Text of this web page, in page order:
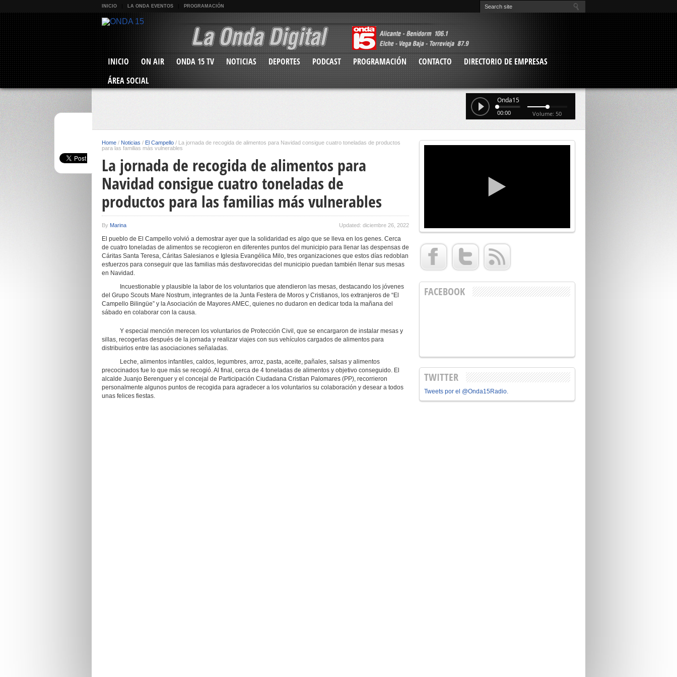
INICIO LA ONDA EVENTOS PROGRAMACIÓN
INICIO ON AIR ONDA 15 TV NOTICIAS DEPORTES PODCAST PROGRAMACIÓN CONTACTO
DIRECTORIO DE EMPRESAS
ÁREA SOCIAL
Onda15
00:00 Volume: 50
Home / Noticias / El Campello / La jornada de recogida de alimentos para Navidad consigue cuatro toneladas de productos
para las familias más vulnerables
La jornada de recogida de alimentos para
Navidad consigue cuatro toneladas de
productos para las familias más vulnerables
By Marina Updated: diciembre 26, 2022
El pueblo de El Campello volvió a demostrar ayer que la solidaridad es algo que se lleva en los genes. Cerca
de cuatro toneladas de alimentos se recogieron en diferentes puntos del municipio para llenar las despensas de
Cáritas Santa Teresa, Cáritas Salesianos e Iglesia Evangélica Milo, tres organizaciones que estos días redoblan
esfuerzos para conseguir que las familias más desfavorecidas del municipio puedan también llenar sus mesas
en Navidad.
Incuestionable y plausible la labor de los voluntarios que atendieron las mesas, destacando los jóvenes
del Grupo Scouts Mare Nostrum, integrantes de la Junta Festera de Moros y Cristianos, los extranjeros de “El
Campello Bilingüe” y la Asociación de Mayores AMEC, quienes no dudaron en dedicar toda la mañana del
sábado en colaborar con la causa.
Y especial mención merecen los voluntarios de Protección Civil, que se encargaron de instalar mesas y
sillas, recogerlas después de la jornada y realizar viajes con sus vehículos cargados de alimentos para
distribuirlos entre las asociaciones señaladas.
Leche, alimentos infantiles, caldos, legumbres, arroz, pasta, aceite, pañales, salsas y alimentos
precocinados fue lo que más se recogió. Al final, cerca de 4 toneladas de alimentos y objetivo conseguido. El
alcalde Juanjo Berenguer y el concejal de Participación Ciudadana Cristian Palomares (PP), recorrieron
personalmente algunos puntos de recogida para agradecer a los voluntarios su colaboración y desear a todos
unas felices fiestas.
FACEBOOK
TWITTER
Tweets por el @Onda15Radio.